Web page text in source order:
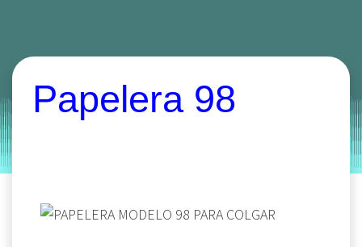
Entorno | on octubre 28, 2019
Papelera 98